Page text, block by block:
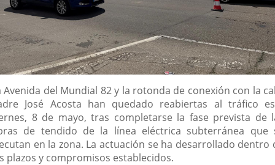
Avenida del Mundial 82 y la rotonda de conexión con la
José Acosta han quedado reabiertas al tráfico
8 de mayo, tras completarse la fase prevista de
de tendido de la línea eléctrica subterránea que
en la zona. La actuación se ha desarrollado dentro
plazos y compromisos establecidos.